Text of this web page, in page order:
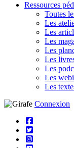
Ressources
Toutes
Les
Les
Les
Les
Les
Les
Les
Les
Connexion